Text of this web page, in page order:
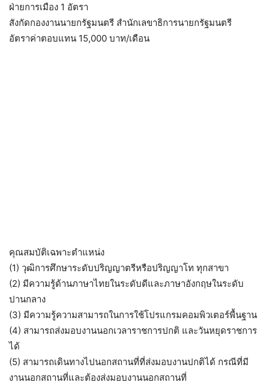
ฝ่ายการเมือง 1 อัตรา
สังกัดกองงานนายกรัฐมนตรี สำนักเลขาธิการนายกรัฐมนตรี
อัตราค่าตอบแทน 15,000 บาท/เดือน
คุณสมบัติเฉพาะตำแหน่ง
(1) วุฒิการศึกษาระดับปริญญาตรีหรือปริญญาโท ทุกสาขา
(2) มีความรู้ด้านภาษาไทยในระดับดีและภาษาอังกฤษในระดับ
ปานกลาง
(3) มีความรู้ความสามารถในการใช้โปรแกรมคอมพิวเตอร์พื้นฐาน
(4) สามารถส่งมอบงานนอกเวลาราชการปกติ และวันหยุดราชการ
ได้
(5) สามารถเดินทางไปนอกสถานที่ที่ส่งมอบงานปกติได้ กรณีที่มี
งานนอกสถานที่และต้องส่งมอบงานนอกสถานที่